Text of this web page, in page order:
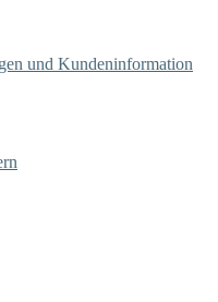
und Kundeninformation